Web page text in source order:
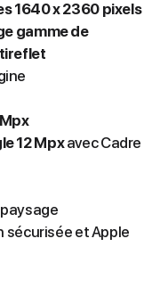
1640 x 2360 pixels
gamme de
12 Mpxavec Cadre
sécurisée et Apple